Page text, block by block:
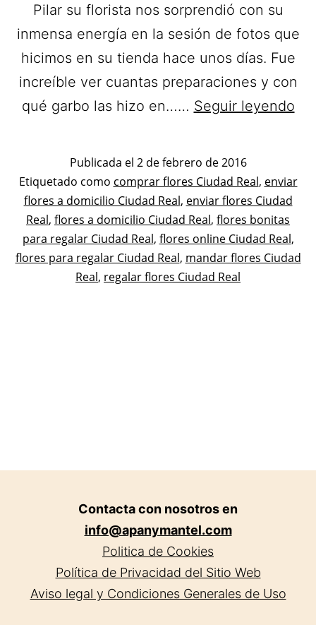
Pilar su florista nos sorprendió con su
inmensa energía en la sesión de fotos que
hicimos en su tienda hace unos días. Fue
increíble ver cuantas preparaciones y con
qué garbo las hizo en…… Seguir leyendo
a
Publicada el 2 de febrero de 2016
Categorizado
como
Flores
Etiquetado como comprar flores Ciudad Real, enviar
flores a domicilio Ciudad Real, enviar flores Ciudad
Real, flores a domicilio Ciudad Real, flores bonitas
para regalar Ciudad Real, flores online Ciudad Real,
flores para regalar Ciudad Real, mandar flores Ciudad
Real, regalar flores Ciudad Real
Contacta con nosotros en
info@apanymantel.com
Politica de Cookies
Política de Privacidad del Sitio Web
Aviso legal y Condiciones Generales de Uso